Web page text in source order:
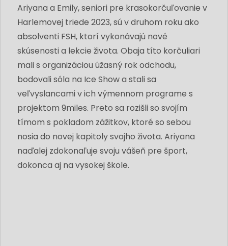
Ariyana a Emily, seniori pre krasokorčuľovanie v
Harlemovej triede 2023, sú v druhom roku ako
absolventi FSH, ktorí vykonávajú nové
skúsenosti a lekcie života. Obaja títo korčuliari
mali s organizáciou úžasný rok odchodu,
bodovali sóla na Ice Show a stali sa
veľvyslancami v ich výmennom programe s
projektom 9miles. Preto sa rozišli so svojím
tímom s pokladom zážitkov, ktoré so sebou
nosia do novej kapitoly svojho života. Ariyana
naďalej zdokonaľuje svoju vášeň pre šport,
dokonca aj na vysokej škole.